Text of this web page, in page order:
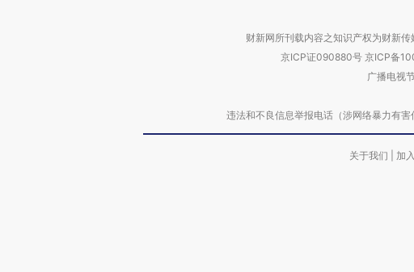
财新网所刊载内容之知识产权为财新
京ICP证090880号 京ICP备
广播电视
违法和不良信息举报电话（涉网络暴力有
关于我们 加